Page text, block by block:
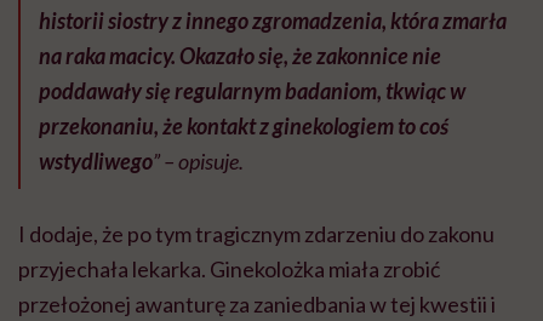
historii siostry z innego zgromadzenia, która zmarła
na raka macicy. Okazało się, że zakonnice nie
poddawały się regularnym badaniom, tkwiąc w
przekonaniu, że kontakt z ginekologiem to coś
wstydliwego” – opisuje.
I dodaje, że po tym tragicznym zdarzeniu do zakonu
przyjechała lekarka. Ginekolożka miała zrobić
przełożonej awanturę za zaniedbania w tej kwestii i